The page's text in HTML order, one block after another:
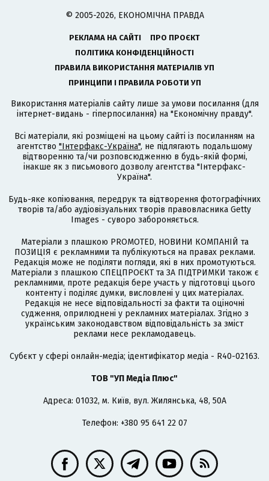
© 2005-2026, ЕКОНОМІЧНА ПРАВДА
РЕКЛАМА НА САЙТІ
ПРО ПРОЄКТ
ПОЛІТИКА КОНФІДЕНЦІЙНОСТІ
ПРАВИЛА ВИКОРИСТАННЯ МАТЕРІАЛІВ УП
ПРИНЦИПИ І ПРАВИЛА РОБОТИ УП
Використання матеріалів сайту лише за умови посилання (для
інтернет-видань - гіперпосилання) на "Економічну правду".
Всі матеріали, які розміщені на цьому сайті із посиланням на
агентство "Інтерфакс-Україна", не підлягають подальшому
відтворенню та/чи розповсюдженню в будь-якій формі,
інакше як з письмового дозволу агентства "Інтерфакс-
Україна".
Будь-яке копіювання, передрук та відтворення фотографічних
творів та/або аудіовізуальних творів правовласника Getty
Images - суворо забороняється.
Матеріали з плашкою PROMOTED, НОВИНИ КОМПАНІЙ та
ПОЗИЦІЯ є рекламними та публікуються на правах реклами.
Редакція може не поділяти погляди, які в них промотуються.
Матеріали з плашкою СПЕЦПРОЄКТ та ЗА ПІДТРИМКИ також є
рекламними, проте редакція бере участь у підготовці цього
контенту і поділяє думки, висловлені у цих матеріалах.
Редакція не несе відповідальності за факти та оціночні
судження, оприлюднені у рекламних матеріалах. Згідно з
українським законодавством відповідальність за зміст
реклами несе рекламодавець.
Cубєкт у сфері онлайн-медіа; ідентифікатор медіа - R40-02163.
ТОВ "УП Медіа Плюс"
Адреса: 01032, м. Київ, вул. Жилянська, 48, 50А
Телефон: +380 95 641 22 07